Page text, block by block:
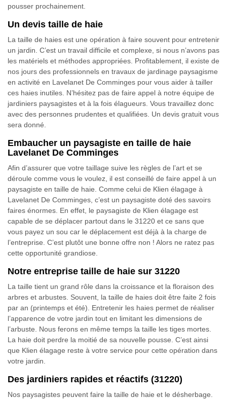
pousser prochainement.
Un devis taille de haie
La taille de haies est une opération à faire souvent pour entretenir
un jardin. C’est un travail difficile et complexe, si nous n’avons pas
les matériels et méthodes appropriées. Profitablement, il existe de
nos jours des professionnels en travaux de jardinage paysagisme
en activité en Lavelanet De Comminges pour vous aider à tailler
ces haies inutiles. N’hésitez pas de faire appel à notre équipe de
jardiniers paysagistes et à la fois élagueurs. Vous travaillez donc
avec des personnes prudentes et qualifiées. Un devis gratuit vous
sera donné.
Embaucher un paysagiste en taille de haie
Lavelanet De Comminges
Afin d’assurer que votre taillage suive les règles de l’art et se
déroule comme vous le voulez, il est conseillé de faire appel à un
paysagiste en taille de haie. Comme celui de Klien élagage à
Lavelanet De Comminges, c’est un paysagiste doté des savoirs
faires énormes. En effet, le paysagiste de Klien élagage est
capable de se déplacer partout dans le 31220 et ce sans que
vous payez un sou car le déplacement est déjà à la charge de
l’entreprise. C’est plutôt une bonne offre non ! Alors ne ratez pas
cette opportunité grandiose.
Notre entreprise taille de haie sur 31220
La taille tient un grand rôle dans la croissance et la floraison des
arbres et arbustes. Souvent, la taille de haies doit être faite 2 fois
par an (printemps et été). Entretenir les haies permet de réaliser
l’apparence de votre jardin tout en limitant les dimensions de
l’arbuste. Nous ferons en même temps la taille les tiges mortes.
La haie doit perdre la moitié de sa nouvelle pousse. C’est ainsi
que Klien élagage reste à votre service pour cette opération dans
votre jardin.
Des jardiniers rapides et réactifs (31220)
Nos paysagistes peuvent faire la taille de haie et le désherbage.